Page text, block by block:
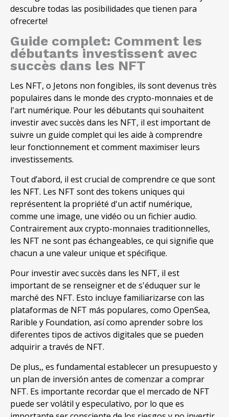
descubre todas las posibilidades que tienen para
ofrecerte!
Guide complet: Comment les
débutants investissent avec
succès dans les NFT
Les NFT, o Jetons non fongibles, ils sont devenus très
populaires dans le monde des crypto-monnaies et de
l'art numérique. Pour les débutants qui souhaitent
investir avec succès dans les NFT, il est important de
suivre un guide complet qui les aide à comprendre
leur fonctionnement et comment maximiser leurs
investissements.
Tout d’abord, il est crucial de comprendre ce que sont
les NFT. Les NFT sont des tokens uniques qui
représentent la propriété d'un actif numérique,
comme une image, une vidéo ou un fichier audio.
Contrairement aux crypto-monnaies traditionnelles,
les NFT ne sont pas échangeables, ce qui signifie que
chacun a une valeur unique et spécifique.
Pour investir avec succès dans les NFT, il est
important de se renseigner et de s'éduquer sur le
marché des NFT. Esto incluye familiarizarse con las
plataformas de NFT más populares, como OpenSea,
Rarible y Foundation, así como aprender sobre los
diferentes tipos de activos digitales que se pueden
adquirir a través de NFT.
De plus,, es fundamental establecer un presupuesto y
un plan de inversión antes de comenzar a comprar
NFT. Es importante recordar que el mercado de NFT
puede ser volátil y especulativo, por lo que es